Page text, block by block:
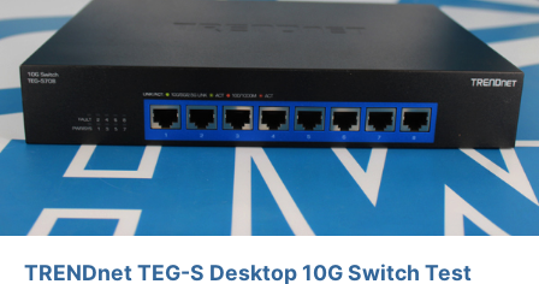
TRENDnet TEG-S Desktop 10G Switch Test